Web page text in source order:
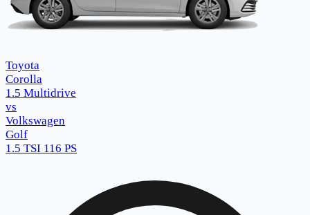
Toyota
Corolla
1.5 Multidrive
vs
Volkswagen
Golf
1.5 TSI 116 PS